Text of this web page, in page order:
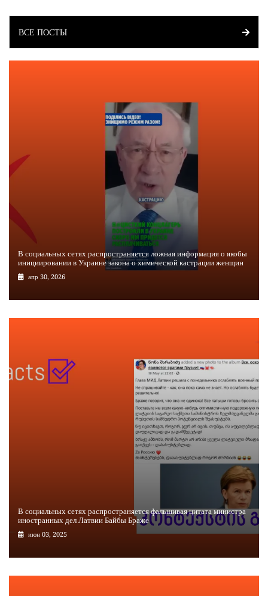
ВСЕ ПОСТЫ
В социальных сетях распространяется ложная информация о якобы
инициировании в Украине закона о химической кастрации женщин
апр 30, 2026
В социальных сетях распространяется фальшивая цитата министра
иностранных дел Латвии Байбы Браже
июн 03, 2025